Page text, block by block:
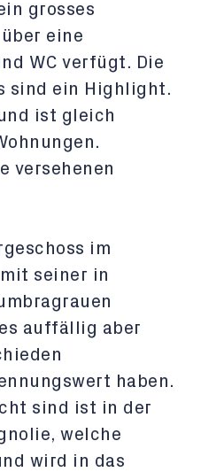
grosses
eine
WC verfügt. Die
sind ein Highlight.
ist gleich
versehenen
im
seiner in
auffällig aber
haben.
sind ist in der
welche
wird in das